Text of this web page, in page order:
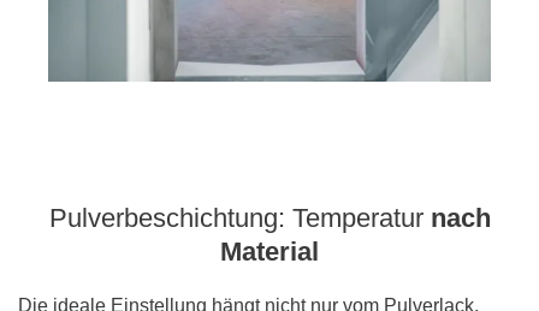
Pulverbeschichtung: Temperatur nach
Material​
Die ideale Einstellung hängt nicht nur vom Pulverlack,